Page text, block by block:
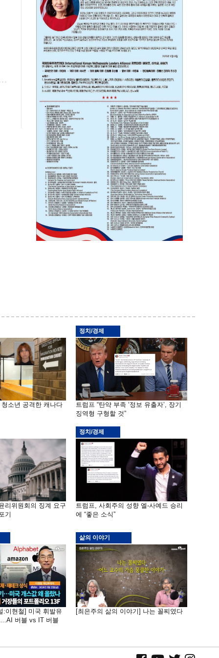
청소년 공격한 캐나다
정치/경제
트럼프 “탄약 부족 ‘정보 유출자’, 장기
징역형 구형할 것”
리위원회의 징계 요구
기
정치/경제
트럼프, 사회주의 성향 엘-사예드 승리
에 “좋은 소식”
:이현철] 미국 휘발유
버블 vs IT 버블
삶의 이야기
[최은주의 삶의 이야기] 나는 꼴찌였다